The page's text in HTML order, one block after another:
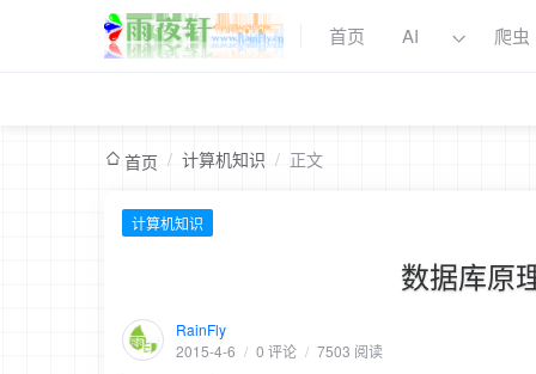
首页 AI 爬虫
首页 / 计算机知识 / 正文
计算机知识
数据库原
RainFly
2015-4-6 / 0 评论 / 7503 阅读